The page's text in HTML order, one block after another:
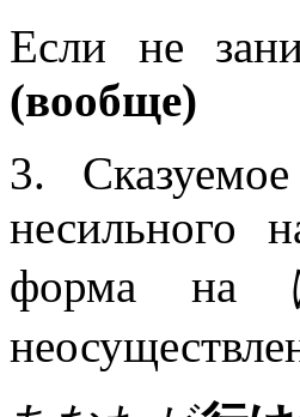
Если не
(вообще)
3.
несильного
форма